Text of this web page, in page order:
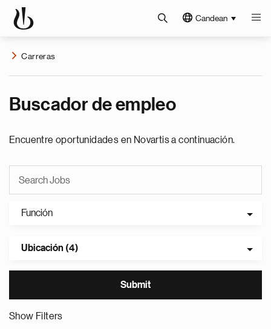
Candean
Carreras
Buscador de empleo
Encuentre oportunidades en Novartis a continuación.
Función
Ubicación (4)
Show Filters